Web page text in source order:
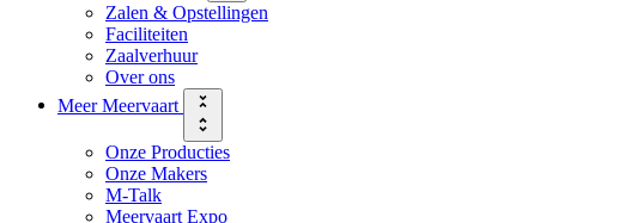
Zalen & Opstellingen
Faciliteiten
Zaalverhuur
Over ons
Meer Meervaart
Onze Producties
Onze Makers
M-Talk
Meervaart Expo